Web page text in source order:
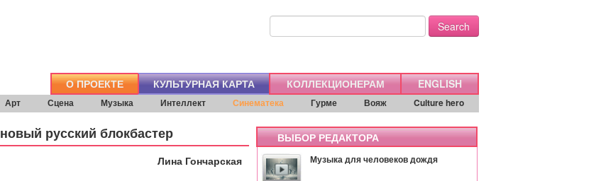
Search
О ПРОЕКТЕ КУЛЬТУРНАЯ КАРТА КОЛЛЕКЦИОНЕРАМ ENGLISH
Арт Сцена Музыка Интеллект Синематека Гурме Вояж Culture hero
русский блокбастер
Лина Гончарская
ВЫБОР РЕДАКТОРА
Музыка для человеков дождя